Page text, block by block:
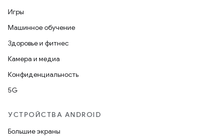
Игры
Машинное обучение
Здоровье и фитнес
Камера и медиа
Конфиденциальность
5G
УСТРОЙСТВА ANDROID
Большие экраны